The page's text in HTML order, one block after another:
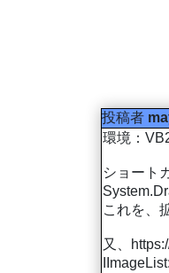
投稿者
環境：
ショート
これを、
又、